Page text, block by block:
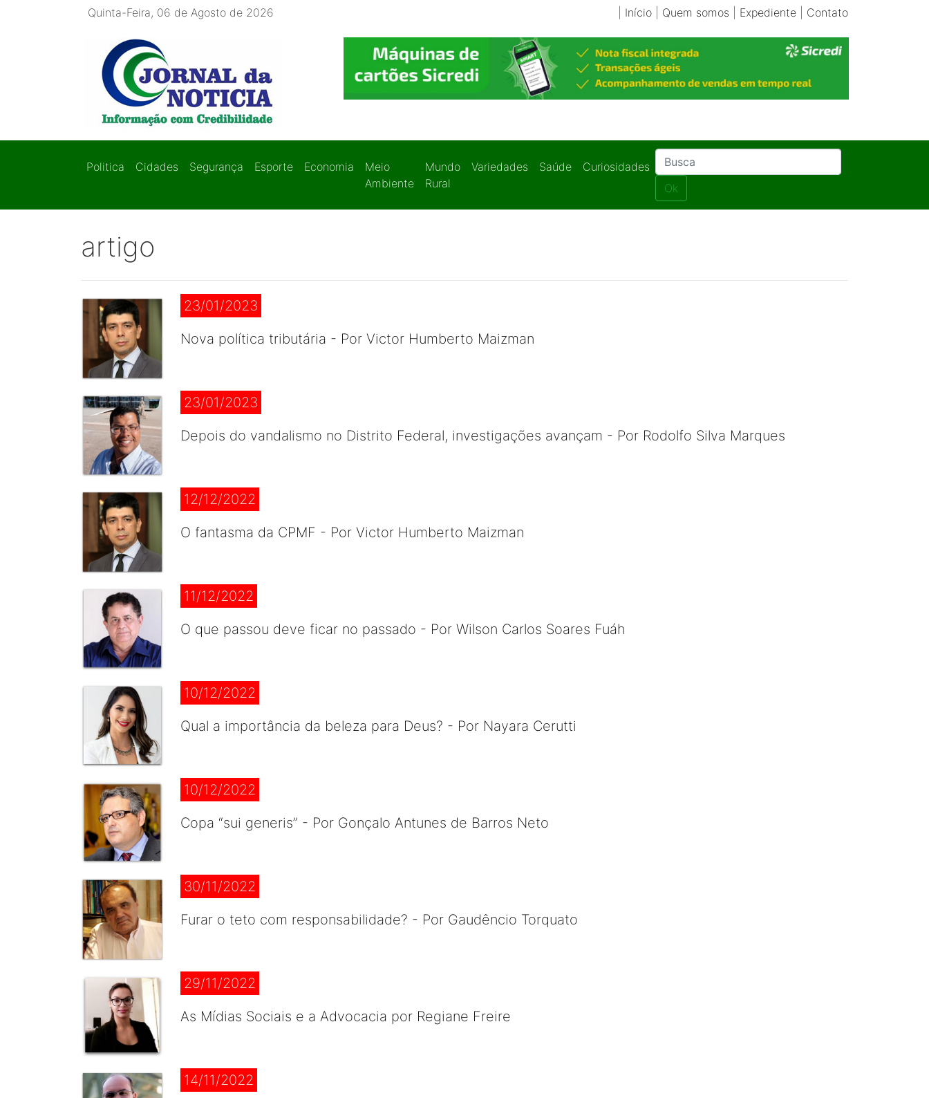
Quinta-Feira, 06 de Agosto de 2026 Início| Quem somos Expediente| Contato
Politica Cidades Segurança Esporte Economia
Meio
Ambiente
Mundo
Rural
Variedades Saúde
Curiosidades
Ok
artigo
23/01/2023
Nova política tributária - Por Victor Humberto Maizman
23/01/2023
Depois do vandalismo no Distrito Federal, investigações avançam - Por Rodolfo Silva Marques
12/12/2022
O fantasma da CPMF - Por Victor Humberto Maizman
11/12/2022
O que passou deve ficar no passado - Por Wilson Carlos Soares Fuáh
10/12/2022
Qual a importância da beleza para Deus? - Por Nayara Cerutti
10/12/2022
Copa “sui generis” - Por Gonçalo Antunes de Barros Neto
30/11/2022
Furar o teto com responsabilidade? - Por Gaudêncio Torquato
29/11/2022
As Mídias Sociais e a Advocacia por Regiane Freire
14/11/2022